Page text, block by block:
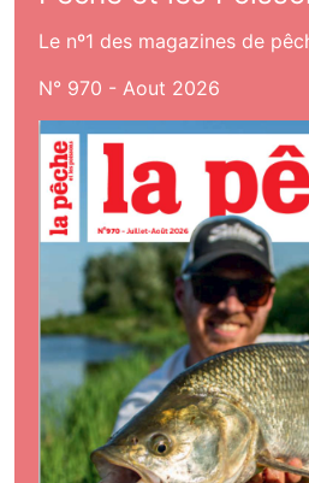
Le nº1 des magazines de
N° 970 - Aout 2026